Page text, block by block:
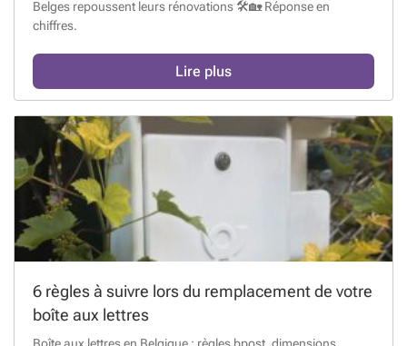
Belges repoussent leurs rénovations 🛠️🏡 Réponse en
chiffres.
Lire plus
6 règles à suivre lors du remplacement de votre
boîte aux lettres